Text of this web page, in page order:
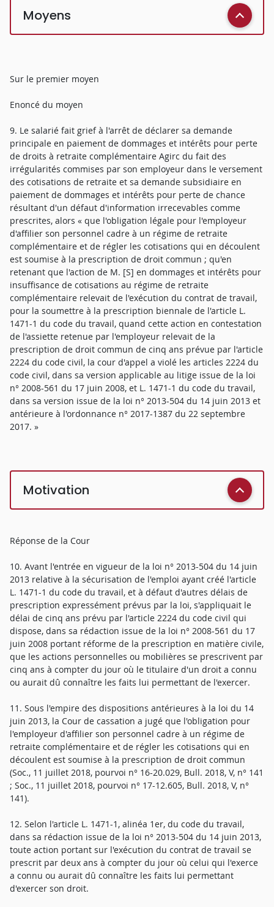
Moyens
Sur le premier moyen
Enoncé du moyen
9. Le salarié fait grief à l'arrêt de déclarer sa demande
principale en paiement de dommages et intérêts pour perte
de droits à retraite complémentaire Agirc du fait des
irrégularités commises par son employeur dans le versement
des cotisations de retraite et sa demande subsidiaire en
paiement de dommages et intérêts pour perte de chance
résultant d'un défaut d'information irrecevables comme
prescrites, alors « que l'obligation légale pour l'employeur
d'affilier son personnel cadre à un régime de retraite
complémentaire et de régler les cotisations qui en découlent
est soumise à la prescription de droit commun ; qu'en
retenant que l'action de M. [S] en dommages et intérêts pour
insuffisance de cotisations au régime de retraite
complémentaire relevait de l'exécution du contrat de travail,
pour la soumettre à la prescription biennale de l'article L.
1471-1 du code du travail, quand cette action en contestation
de l'assiette retenue par l'employeur relevait de la
prescription de droit commun de cinq ans prévue par l'article
2224 du code civil, la cour d'appel a violé les articles 2224 du
code civil, dans sa version applicable au litige issue de la loi
n° 2008-561 du 17 juin 2008, et L. 1471-1 du code du travail,
dans sa version issue de la loi n° 2013-504 du 14 juin 2013 et
antérieure à l'ordonnance n° 2017-1387 du 22 septembre
2017. »
Motivation
Réponse de la Cour
10. Avant l'entrée en vigueur de la loi n° 2013-504 du 14 juin
2013 relative à la sécurisation de l'emploi ayant créé l'article
L. 1471-1 du code du travail, et à défaut d'autres délais de
prescription expressément prévus par la loi, s'appliquait le
délai de cinq ans prévu par l'article 2224 du code civil qui
dispose, dans sa rédaction issue de la loi n° 2008-561 du 17
juin 2008 portant réforme de la prescription en matière civile,
que les actions personnelles ou mobilières se prescrivent par
cinq ans à compter du jour où le titulaire d'un droit a connu
ou aurait dû connaître les faits lui permettant de l'exercer.
11. Sous l'empire des dispositions antérieures à la loi du 14
juin 2013, la Cour de cassation a jugé que l'obligation pour
l'employeur d'affilier son personnel cadre à un régime de
retraite complémentaire et de régler les cotisations qui en
découlent est soumise à la prescription de droit commun
(Soc., 11 juillet 2018, pourvoi n° 16-20.029, Bull. 2018, V, n° 141
; Soc., 11 juillet 2018, pourvoi n° 17-12.605, Bull. 2018, V, n°
141).
12. Selon l'article L. 1471-1, alinéa 1er, du code du travail,
dans sa rédaction issue de la loi n° 2013-504 du 14 juin 2013,
toute action portant sur l'exécution du contrat de travail se
prescrit par deux ans à compter du jour où celui qui l'exerce
a connu ou aurait dû connaître les faits lui permettant
d'exercer son droit.